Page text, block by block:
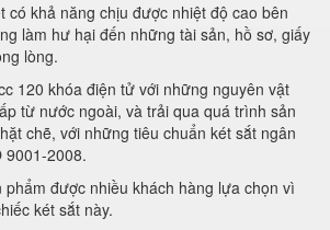
có khả năng chịu được nhiệt độ cao bên
làm hư hại đến những tài sản, hồ sơ, giấy
lòng.
120 khóa điện tử với những nguyên vật
từ nước ngoài, và trải qua quá trình sản
chẽ, với những tiêu chuẩn két sắt ngân
9001-2008.
phẩm được nhiều khách hàng lựa chọn vì
két sắt này.